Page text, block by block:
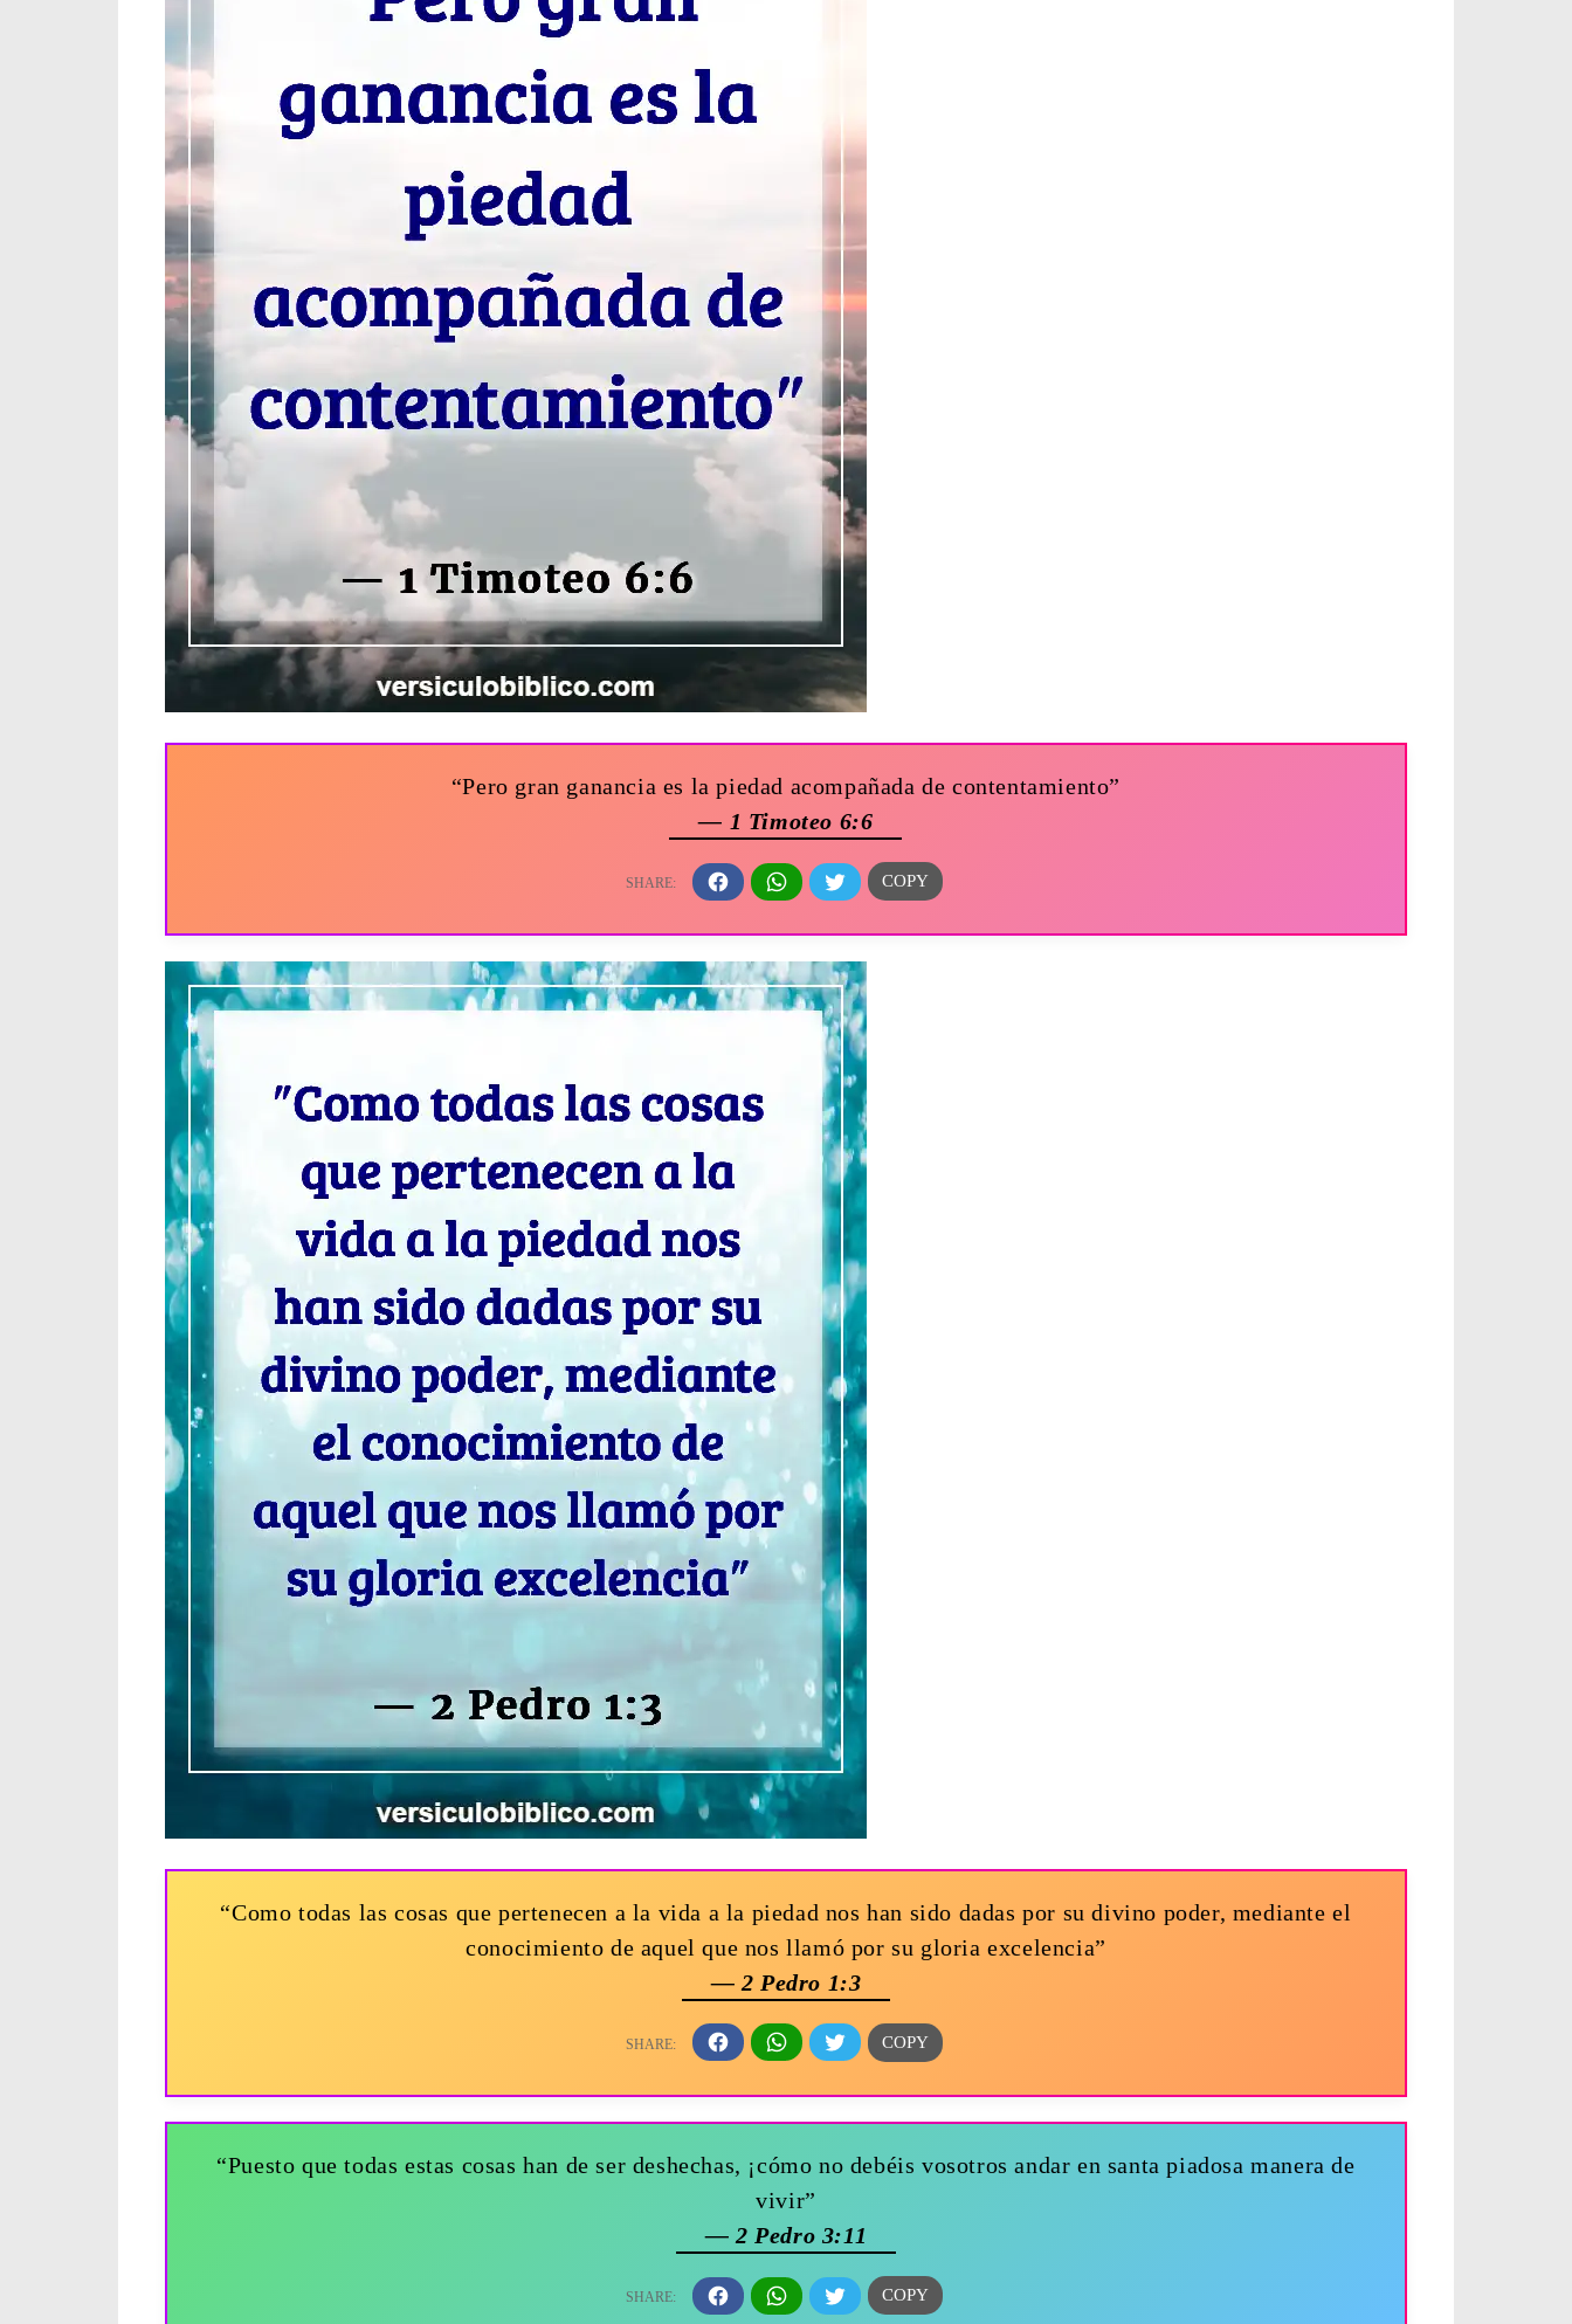
“Pero gran ganancia es la piedad acompañada de contentamiento”
— 1 Timoteo 6:6
“Como todas las cosas que pertenecen a la vida a la piedad nos han sido dadas por su divino poder, mediante el
conocimiento de aquel que nos llamó por su gloria excelencia”
— 2 Pedro 1:3
“Puesto que todas estas cosas han de ser deshechas, ¡cómo no debéis vosotros andar en santa piadosa manera de
vivir”
— 2 Pedro 3:11